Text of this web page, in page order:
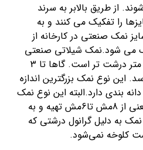
از طریق بالابر به سرند
را تفکیک می کنند و به
نمک صنعتی در کارخانه از
می شود.نمک شیلاتی صنعتی
معمولاً از 8 مش یا 2.8 میلی متر درشت تر است. گاها تا 3
میرسد. این نوع نمک بزرگترین اندازه
بندی دارد.البته این نوع نمک
میتواند از اندازه یک دستی یعنی از 8مش تا6مش تهیه و به
به دلیل گرانول درشتی که
کلوخه نمی‌شود.